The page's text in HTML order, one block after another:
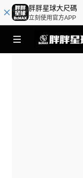
胖胖星球大尺碼
立刻使用官方APP